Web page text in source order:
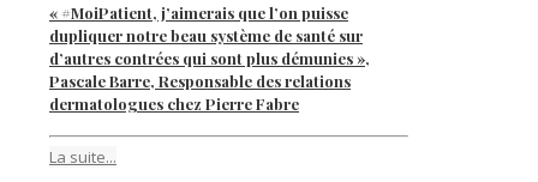
« #MoiPatient, j’aimerais que l’on puisse
dupliquer notre beau système de santé sur
d’autres contrées qui sont plus démunies »,
Pascale Barre, Responsable des relations
dermatologues chez Pierre Fabre
La suite...